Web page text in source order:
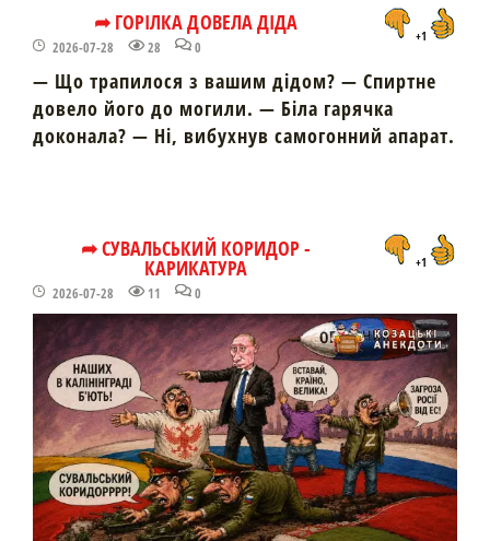
➦ ГОРІЛКА ДОВЕЛА ДІДА
2026-07-28 28 0
+1
— Що трапилося з вашим дідом? — Спиртне
довело його до могили. — Біла гарячка
доконала? — Ні, вибухнув самогонний апарат.
➦ СУВАЛЬСЬКИЙ КОРИДОР -
КАРИКАТУРА
2026-07-28 11 0
+1